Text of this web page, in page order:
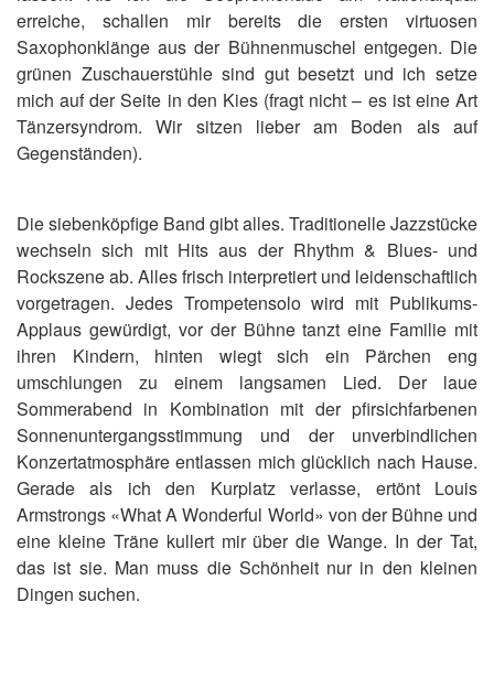
erreiche, schallen mir bereits die ersten virtuosen
Saxophonklänge aus der Bühnenmuschel entgegen. Die
grünen Zuschauerstühle sind gut besetzt und ich setze
mich auf der Seite in den Kies (fragt nicht – es ist eine Art
Tänzersyndrom. Wir sitzen lieber am Boden als auf
Gegenständen).
Die siebenköpfige Band gibt alles. Traditionelle Jazzstücke
wechseln sich mit Hits aus der Rhythm & Blues- und
Rockszene ab. Alles frisch interpretiert und leidenschaftlich
vorgetragen. Jedes Trompetensolo wird mit Publikums-
Applaus gewürdigt, vor der Bühne tanzt eine Familie mit
ihren Kindern, hinten wiegt sich ein Pärchen eng
umschlungen zu einem langsamen Lied. Der laue
Sommerabend in Kombination mit der pfirsichfarbenen
Sonnenuntergangsstimmung und der unverbindlichen
Konzertatmosphäre entlassen mich glücklich nach Hause.
Gerade als ich den Kurplatz verlasse, ertönt Louis
Armstrongs «What A Wonderful World» von der Bühne und
eine kleine Träne kullert mir über die Wange. In der Tat,
das ist sie. Man muss die Schönheit nur in den kleinen
Dingen suchen.